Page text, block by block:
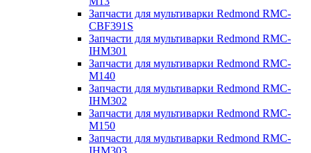
Запчасти для мультиварки Redmond RMC-
CBF391S
Запчасти для мультиварки Redmond RMC-
IHM301
Запчасти для мультиварки Redmond RMC-
M140
Запчасти для мультиварки Redmond RMC-
IHM302
Запчасти для мультиварки Redmond RMC-
M150
Запчасти для мультиварки Redmond RMC-
IHM303